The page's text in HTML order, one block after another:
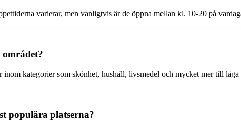
varierar, men vanligtvis är de öppna mellan kl. 10-20 på
kategorier som skönhet, hushåll, livsmedel och mycket mer till
populära platserna?